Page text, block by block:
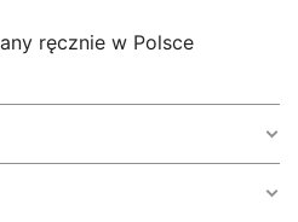
ręcznie w Polsce